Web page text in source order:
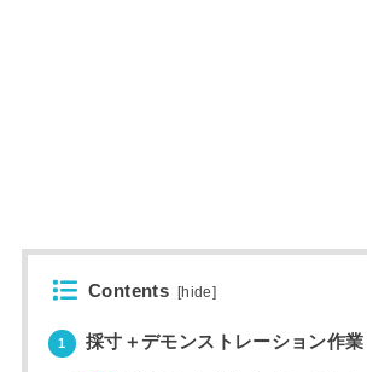
Contents [hide]
1 採寸＋デモンストレーション作業